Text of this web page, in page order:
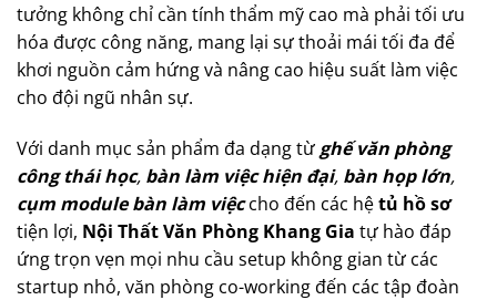
tưởng không chỉ cần tính thẩm mỹ cao mà phải tối ưu
hóa được công năng, mang lại sự thoải mái tối đa để
khơi nguồn cảm hứng và nâng cao hiệu suất làm việc
cho đội ngũ nhân sự.
Với danh mục sản phẩm đa dạng từ ghế văn phòng
công thái học, bàn làm việc hiện đại, bàn họp lớn,
cụm module bàn làm việccho đến các hệtủ hồ sơ
tiện lợi, Nội Thất Văn Phòng Khang Gia tự hào đáp
ứng trọn vẹn mọi nhu cầu setup không gian từ các
startup nhỏ, văn phòng co-working đến các tập đoàn